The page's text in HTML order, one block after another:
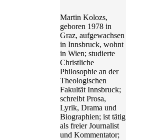
Martin Kolozs,
geboren 1978 in
Graz, aufgewachsen
in Innsbruck, wohnt
in Wien; studierte
Christliche
Philosophie an der
Theologischen
Fakultät Innsbruck;
schreibt Prosa,
Lyrik, Drama und
Biographien; ist tätig
als freier Journalist
und Kommentator;